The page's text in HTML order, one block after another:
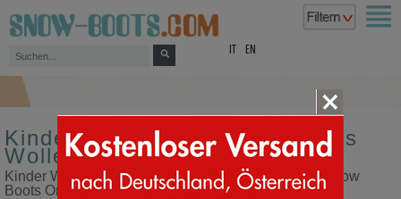
EN
Kinder Winterschuhe Futter aus
Wolle
Kinder Winterschuhe Futter aus Wolle in unserem Snow
Boots Online Shop kaufen